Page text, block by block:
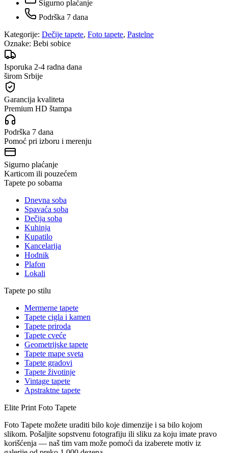
Sigurno plaćanje
Podrška 7 dana
Kategorije: Dečije tapete, Foto tapete, Pastelne
Oznake: Bebi sobice
Isporuka 2-4 radna dana
širom Srbije
Garancija kvaliteta
Premium HD štampa
Podrška 7 dana
Pomoć pri izboru i merenju
Sigurno plaćanje
Karticom ili pouzećem
Tapete po sobama
Dnevna soba
Spavaća soba
Dečija soba
Kuhinja
Kupatilo
Kancelarija
Hodnik
Plafon
Lokali
Tapete po stilu
Mermerne tapete
Tapete cigla i kamen
Tapete priroda
Tapete cveće
Geometrijske tapete
Tapete mape sveta
Tapete gradovi
Tapete životinje
Vintage tapete
Apstraktne tapete
Elite Print Foto Tapete
Foto Tapete možete uraditi bilo koje dimenzije i sa bilo kojom
slikom. Pošaljite sopstvenu fotografiju ili sliku za koju imate pravo
korišćenja — naš tim vam može pomoći da izaberete motiv iz